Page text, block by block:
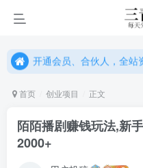
开通会员、合伙人，全站资源免费获取，
开通会员、合伙人，全站资源免费获取，
首页 创业项目 正文
陌陌播剧赚钱玩法,新
2000+